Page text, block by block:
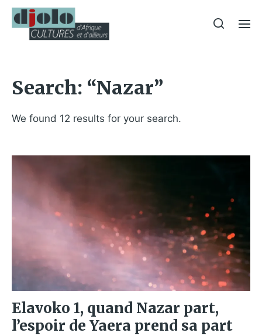
Search: “Nazar”
We found 12 results for your search.
Elavoko 1, quand Nazar part,
l’espoir de Yaera prend sa part